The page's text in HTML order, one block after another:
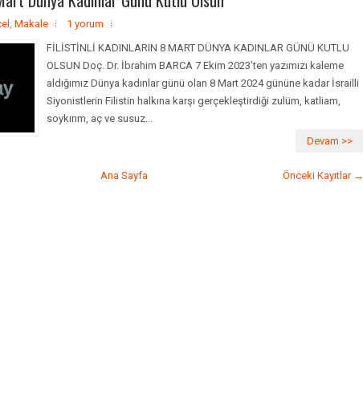
, Makale
1 yorum
FİLİSTİNLİ KADINLARIN 8 MART DÜNYA KADINLAR GÜNÜ KUTLU
OLSUN Doç. Dr. İbrahim BARCA 7 Ekim 2023’ten yazımızı kaleme
aldığımız Dünya kadınlar günü olan 8 Mart 2024 gününe kadar İsrailli
Siyonistlerin Filistin halkına karşı gerçekleştirdiği zulüm, katliam,
soykırım, aç ve susuz...
Devam >>
Önceki Kayıtlar →
Ana Sayfa